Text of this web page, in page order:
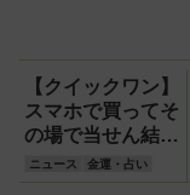
【クイックワン】
スマホで買ってそ
の場で当せん結果
がわかるネット専
用宝くじのしくみ
ニュース 金運・占い